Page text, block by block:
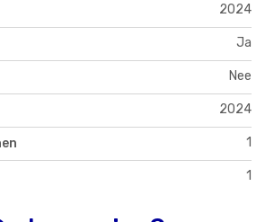
2024
Ja
Nee
2024
1
1